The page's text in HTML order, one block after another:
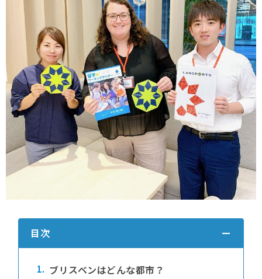
目次
1. ブリスベンはどんな都市？